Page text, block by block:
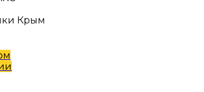
Крым